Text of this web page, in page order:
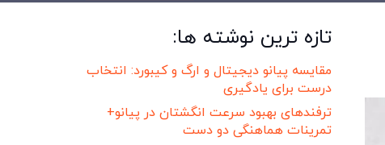
تازه ترین نوشته ها:
مقایسه پیانو دیجیتال و ارگ و کیبورد: انتخاب
درست برای یادگیری
ترفندهای بهبود سرعت انگشتان در پیانو+
تمرینات هماهنگی دو دست